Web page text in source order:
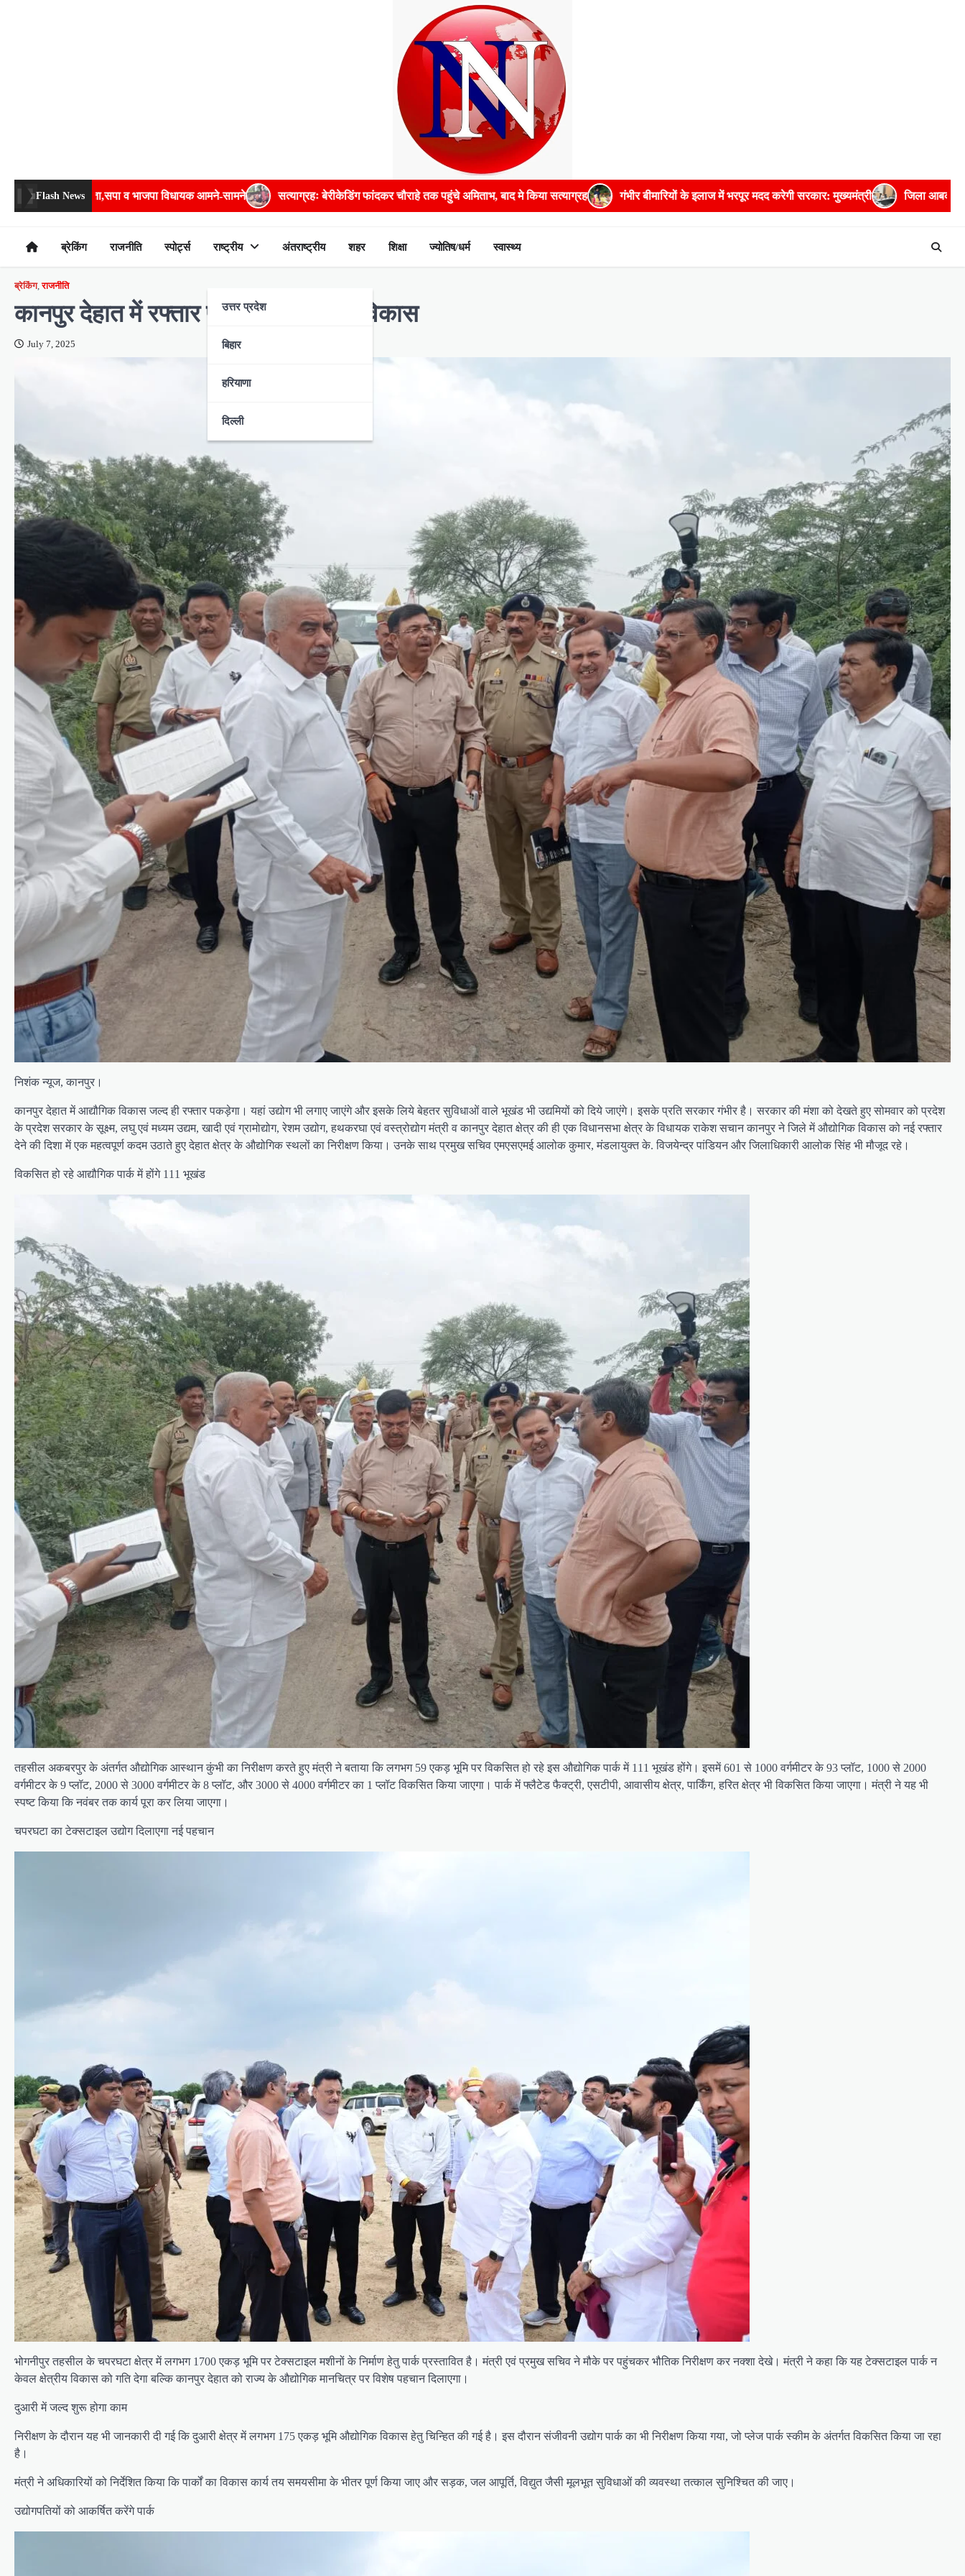
Flash News
विधायक आमने-सामने सत्याग्रहः बेरीकेडिंग फांदकर चौराहे तक पहुंचे अमिताभ, बाद मे किया सत्याग्रह गंभीर बीमारियों के इलाज में भरपूर मदद करेगी सरकार: मुख्यमंत्री जिला आबकारी अधिकारी सहित पांच अधिकारियों को
ब्रेकिंग राजनीति स्पोर्ट्स राष्ट्रीय
उत्तर प्रदेश
बिहार
हरियाणा
दिल्ली
अंतराष्ट्रीय शहर शिक्षा ज्योतिष/धर्म स्वास्थ्य
ब्रेकिंग,राजनीति
कानपुर देहात में रफ्तार पकड़ेगा औद्योगिक विकास
July 7, 2025
निशंक न्यूज, कानपुर।
कानपुर देहात में आद्यौगिक विकास जल्द ही रफ्तार पकड़ेगा। यहां उद्योग भी लगाए जाएंगे और इसके लिये बेहतर सुविधाओं वाले भूखंड भी उद्यमियों को दिये जाएंगे। इसके प्रति सरकार गंभीर है। सरकार की मंशा को देखते हुए सोमवार को प्रदेश
के प्रदेश सरकार के सूक्ष्म, लघु एवं मध्यम उद्यम, खादी एवं ग्रामोद्योग, रेशम उद्योग, हथकरघा एवं वस्त्रोद्योग मंत्री व कानपुर देहात क्षेत्र की ही एक विधानसभा क्षेत्र के विधायक राकेश सचान कानपुर ने जिले में औद्योगिक विकास को नई रफ्तार
देने की दिशा में एक महत्वपूर्ण कदम उठाते हुए देहात क्षेत्र के औद्योगिक स्थलों का निरीक्षण किया। उनके साथ प्रमुख सचिव एमएसएमई आलोक कुमार, मंडलायुक्त के. विजयेन्द्र पांडियन और जिलाधिकारी आलोक सिंह भी मौजूद रहे।
विकसित हो रहे आद्यौगिक पार्क में होंगे 111 भूखंड
तहसील अकबरपुर के अंतर्गत औद्योगिक आस्थान कुंभी का निरीक्षण करते हुए मंत्री ने बताया कि लगभग 59 एकड़ भूमि पर विकसित हो रहे इस औद्योगिक पार्क में 111 भूखंड होंगे। इसमें 601 से 1000 वर्गमीटर के 93 प्लॉट, 1000 से 2000
वर्गमीटर के 9 प्लॉट, 2000 से 3000 वर्गमीटर के 8 प्लॉट, और 3000 से 4000 वर्गमीटर का 1 प्लॉट विकसित किया जाएगा। पार्क में फ्लैटेड फैक्ट्री, एसटीपी, आवासीय क्षेत्र, पार्किंग, हरित क्षेत्र भी विकसित किया जाएगा। मंत्री ने यह भी
स्पष्ट किया कि नवंबर तक कार्य पूरा कर लिया जाएगा।
चपरघटा का टेक्सटाइल उद्योग दिलाएगा नई पहचान
भोगनीपुर तहसील के चपरघटा क्षेत्र में लगभग 1700 एकड़ भूमि पर टेक्सटाइल मशीनों के निर्माण हेतु पार्क प्रस्तावित है। मंत्री एवं प्रमुख सचिव ने मौके पर पहुंचकर भौतिक निरीक्षण कर नक्शा देखे। मंत्री ने कहा कि यह टेक्सटाइल पार्क न
केवल क्षेत्रीय विकास को गति देगा बल्कि कानपुर देहात को राज्य के औद्योगिक मानचित्र पर विशेष पहचान दिलाएगा।
दुआरी में जल्द शुरू होगा काम
निरीक्षण के दौरान यह भी जानकारी दी गई कि दुआरी क्षेत्र में लगभग 175 एकड़ भूमि औद्योगिक विकास हेतु चिन्हित की गई है। इस दौरान संजीवनी उद्योग पार्क का भी निरीक्षण किया गया, जो प्लेज पार्क स्कीम के अंतर्गत विकसित किया जा रहा
है।
मंत्री ने अधिकारियों को निर्देशित किया कि पार्कों का विकास कार्य तय समयसीमा के भीतर पूर्ण किया जाए और सड़क, जल आपूर्ति, विद्युत जैसी मूलभूत सुविधाओं की व्यवस्था तत्काल सुनिश्चित की जाए।
उद्योगपतियों को आकर्षित करेंगे पार्क